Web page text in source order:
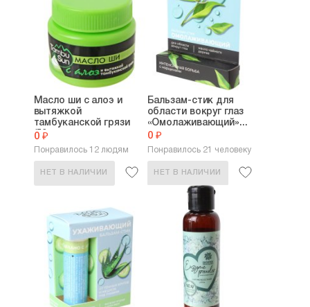
Масло ши с алоэ и
вытяжкой
тамбуканской грязи
(50...
0 ₽
Понравилось 12 людям
НЕТ В НАЛИЧИИ
Бальзам-стик для
области вокруг глаз
«Омолаживающий»...
0 ₽
Понравилось 21 человеку
НЕТ В НАЛИЧИИ